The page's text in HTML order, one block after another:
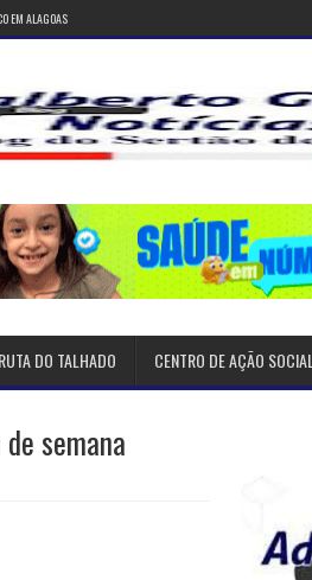
EM ALAGOAS
DO TALHADO CENTRO DE AÇÃO SOCIAL
semana